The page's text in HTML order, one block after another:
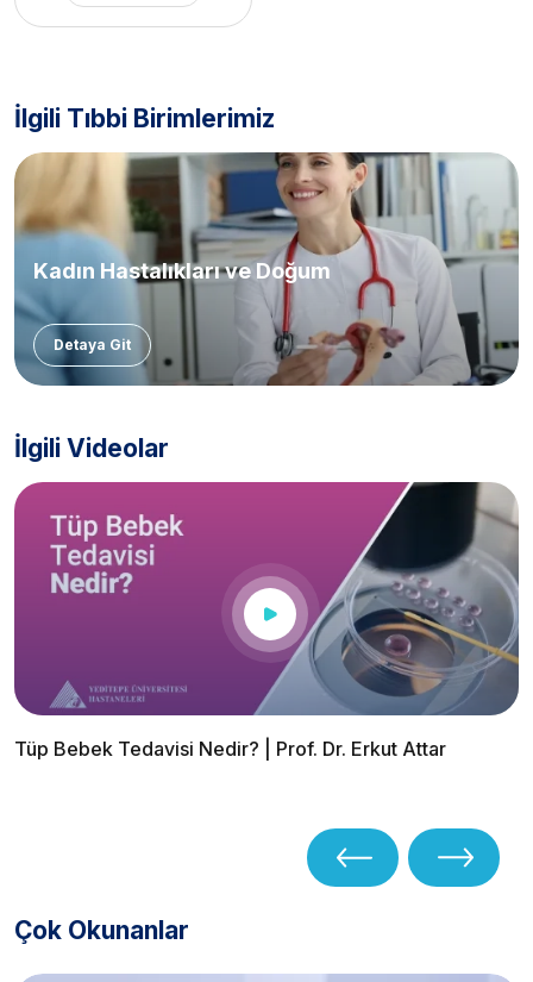
İlgili Tıbbi Birimlerimiz
Kadın Hastalıkları ve Doğum
Detaya Git
İlgili Videolar
Tüp Bebek Tedavisi Nedir? | Prof. Dr. Erkut Attar
Çok Okunanlar